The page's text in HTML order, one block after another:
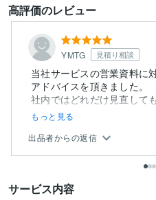
高評価のレビュー
YMTG 見積り相談
当社サービスの営業資料に
アドバイスを頂きました。
社内ではどれだけ見直して
もっと見る
出品者からの返信
サービス内容